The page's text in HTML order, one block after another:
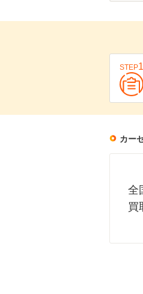
STEP1
カー
全
買